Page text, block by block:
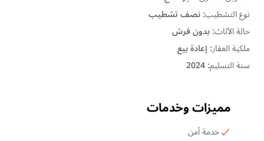
نوع التشطيب:نصف تشطيب
حالة الأثاث:بدون فرش
ملكية العقار: إعادة بيع
سنة التسليم:
2024
مميزات وخدمات
خدمة أمن